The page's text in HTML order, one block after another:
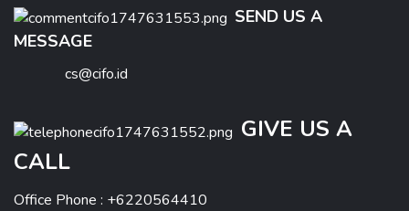
SEND US A
MESSAGE
cs@cifo.id
GIVE US A
CALL
Office Phone : +6220564410